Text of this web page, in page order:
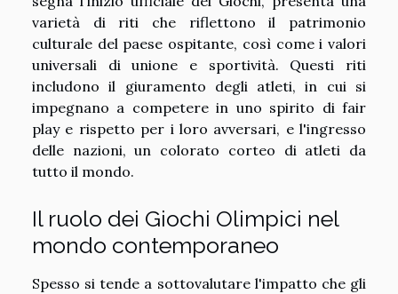
varietà di riti che riflettono il patrimonio
culturale del paese ospitante, così come i valori
universali di unione e sportività. Questi riti
includono il giuramento degli atleti, in cui si
impegnano a competere in uno spirito di fair
play e rispetto per i loro avversari, e l'ingresso
delle nazioni, un colorato corteo di atleti da
tutto il mondo.
Il ruolo dei Giochi Olimpici nel
mondo contemporaneo
Spesso si tende a sottovalutare l'impatto che gli